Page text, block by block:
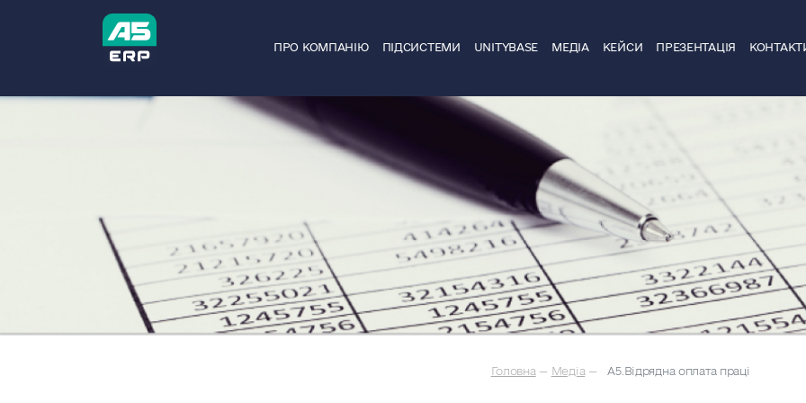
ПРО КОМПАНІЮ ПІДСИСТЕМИ UNITYBASE МЕДІА КЕЙСИ ПРЕЗЕНТАЦІЯ
Головна — Медіа — А5.Відрядна оплата праці